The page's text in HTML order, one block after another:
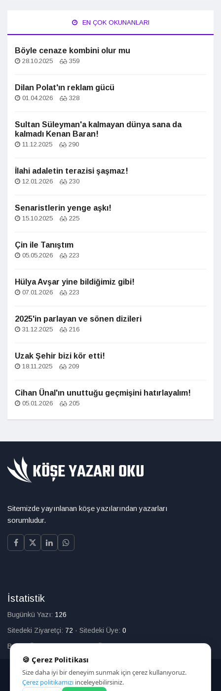
EN ÇOK OKUNANLARI
Böyle cenaze kombini olur mu
28.10.2025 359
Dilan Polat'ın reklam gücü
01.04.2026 328
Sultan Süleyman'a kalmayan dünya sana da
kalmadı Kenan Baran!
11.12.2025 290
İlahi adaletin terazisi şaşmaz!
12.01.2026 230
Senaristlerin yenge aşkı!
15.10.2025 225
Çin ile Tanıştım
05.05.2026 223
Hülya Avşar yine bildiğimiz gibi!
07.01.2026 223
2025'in parlayan ve sönen dizileri
31.12.2025 216
Uzak Şehir bizi kör etti!
18.11.2025 209
Cihan Ünal'ın unuttuğu geçmişini hatırlayalım!
05.01.2026 205
Sitemizde yayınlanan köşe yazılarından yazarları
sorumludur.
İstatistik
Bugünkü Yazı: 126
Sitedeki Ziyaretçi: 72 · Sitedeki Üye: 0
Bugün Üye Olan:0·Toplam Üye:226
© 2025
🍪 Çerez Politikası
Size daha iyi bir deneyim sunmak için çerez kullanıyoruz.
Çerez politikamızı inceleyebilirsiniz.